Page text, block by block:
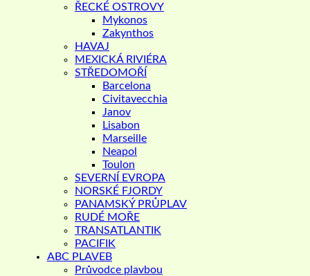
ŘECKÉ OSTROVY
Mykonos
Zakynthos
HAVAJ
MEXICKÁ RIVIÉRA
STŘEDOMOŘÍ
Barcelona
Civitavecchia
Janov
Lisabon
Marseille
Neapol
Toulon
SEVERNÍ EVROPA
NORSKÉ FJORDY
PANAMSKÝ PRŮPLAV
RUDÉ MOŘE
TRANSATLANTIK
PACIFIK
ABC PLAVEB
Průvodce plavbou